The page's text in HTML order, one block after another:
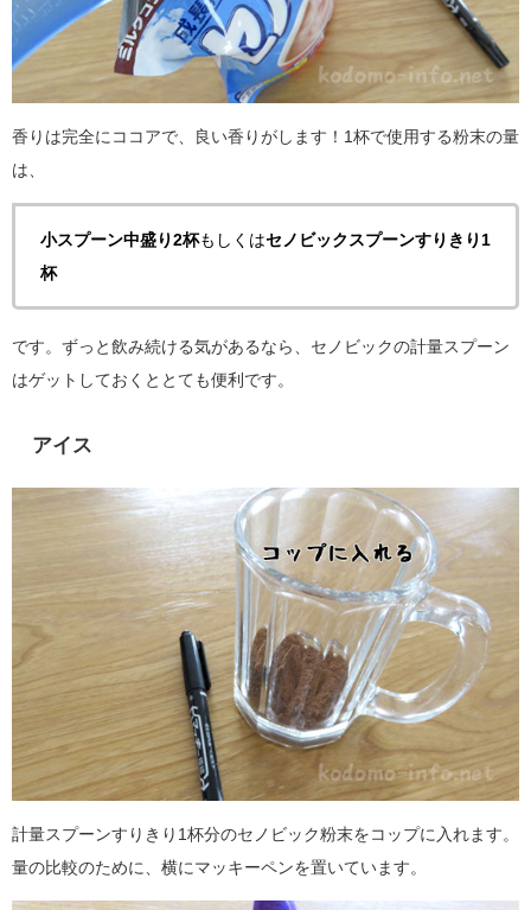
香りは完全にココアで、良い香りがします！1杯で使用する粉末の量
は、
小スプーン中盛り2杯もしくはセノビックスプーンすりきり1
杯
です。ずっと飲み続ける気があるなら、セノビックの計量スプーン
はゲットしておくととても便利です。
アイス
計量スプーンすりきり1杯分のセノビック粉末をコップに入れます。
量の比較のために、横にマッキーペンを置いています。